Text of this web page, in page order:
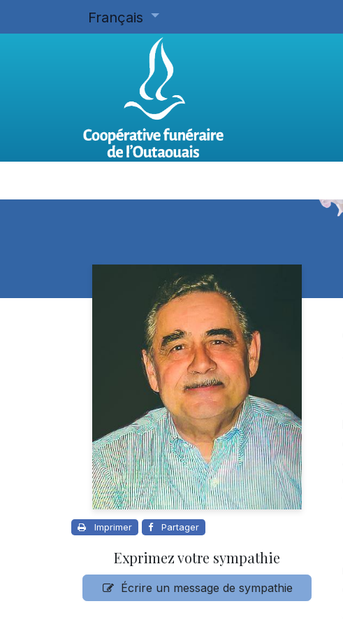
Français
Imprimer Partager
Exprimez votre sympathie
Écrire un message de sympathie